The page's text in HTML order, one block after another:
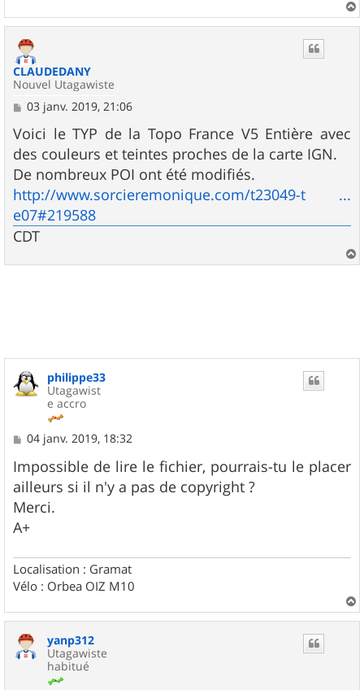
a
CLAUDEDANY
Nouvel Utagawiste
M
s
s
a
g
e
03 janv. 2019, 21:06
Voici le TYP de la Topo France V5 Entière avec
des couleurs et teintes proches de la carte IGN.
De nombreux POI ont été modifiés.
http://www.sorcieremonique.com/t23049-t ...
e07#219588
CDT
a
philippe33
Utagawist
e accro
M
s
s
a
g
e
04 janv. 2019, 18:32
Impossible de lire le fichier, pourrais-tu le placer
ailleurs si il n'y a pas de copyright ?
Merci.
A+
Localisation : Gramat
Vélo : Orbea OIZ M10
a
yanp312
Utagawiste
habitué